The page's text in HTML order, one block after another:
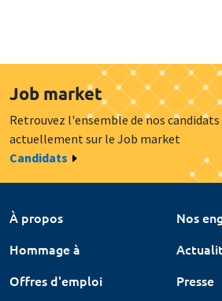
Job market
Retrouvez l'ensemble de nos
actuellement sur le Job market
Candidats
À propos
Nos
Hommage à
Offres d'emploi
Presse